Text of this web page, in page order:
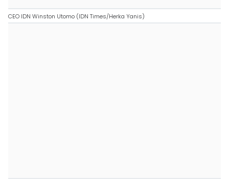
CEO IDN Winston Utomo (IDN Times/Herka Yanis)